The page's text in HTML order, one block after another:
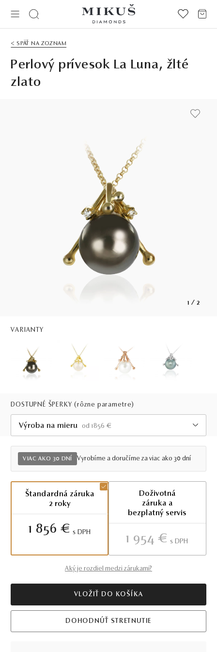
< SPÄŤ NA ZOZNAM
Perlový prívesok La Luna, žlté
zlato
1 / 2
VARIANTY
DOSTUPNÉ ŠPERKY(rôzne parametre)
Výroba na mieru
od 1856 €
Viac ako 30 dní
VIAC AKO 30 DNÍ Vyrobíme a doručíme za viac ako 30 dní
Štandardná záruka
2 roky
1 856 € S DPH
Doživotná
záruka a
bezplatný servis
1 954 € S DPH
Aký je rozdiel medzi zárukami?
VLOŽIŤ DO KOŠÍKA
DOHODNÚŤ STRETNUTIE